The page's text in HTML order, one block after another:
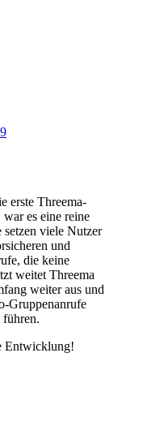
erste Threema-
es eine reine
viele Nutzer
und
die keine
weitet Threema
weiter aus und
Gruppenanrufe
führen.
Entwicklung!